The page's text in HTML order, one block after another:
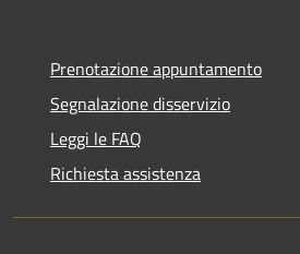
Prenotazione appuntamento
Segnalazione disservizio
Leggi le FAQ
Richiesta assistenza